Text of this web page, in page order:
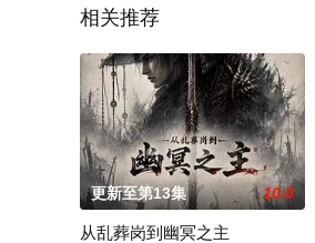
相关推荐
更新至第13集 10.0
从乱葬岗到幽冥之主